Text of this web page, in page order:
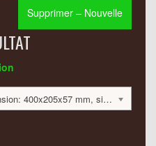
Supprimer – Nouvelle
Type: Chauffage central; Dimension: 400x205x57 mm, simple; 111 Watt:; 462 €